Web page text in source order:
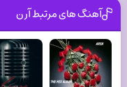
آهنگ های مرتبط آرن